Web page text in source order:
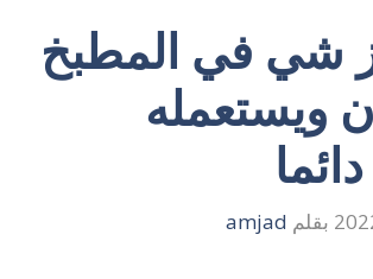
شي في المطبخ
ويستعمله
بقلم amjad